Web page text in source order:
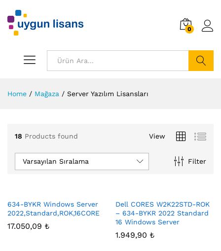
0
Home / Mağaza / Server Yazılım Lisansları
18 Products found View
Filter
Varsayılan Sıralama
634-BYKR Windows Server
2022,Standard,ROK,16CORE
17.050,09 ₺
Dell CORES W2K22STD-ROK
– 634-BYKR 2022 Standard
16 Windows Server
1.949,90 ₺